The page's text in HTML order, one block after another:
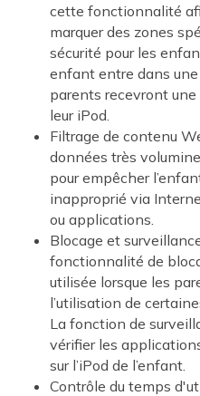
cette fonctionnalité
marquer des zones
sécurité pour les
enfant entre dans
parents recevront
leur iPod.
Filtrage de contenu
données très
pour empêcher
inapproprié via
ou applications.
Blocage et
fonctionnalité de
utilisée lorsque les
l’utilisation de
La fonction de
vérifier les
sur l’iPod de l’enfant.
Contrôle du temps